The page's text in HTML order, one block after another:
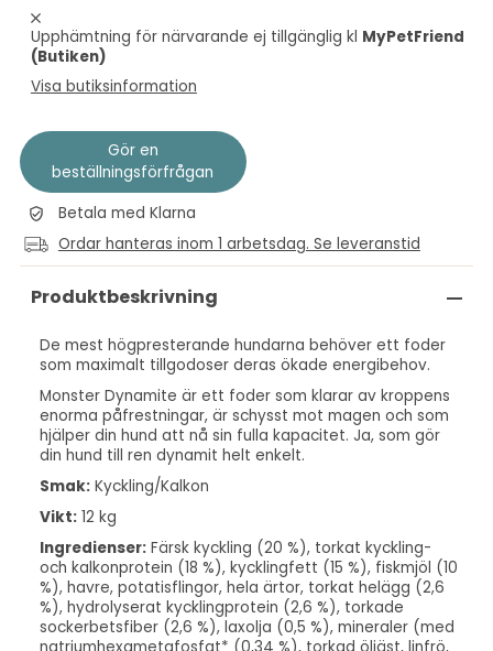
Upphämtning för närvarande ej tillgänglig kl MyPetFriend
(Butiken)
Visa butiksinformation
Gör en
beställningsförfrågan
Betala med Klarna
Ordar hanteras inom 1 arbetsdag. Se leveranstid
Produktbeskrivning
De mest högpresterande hundarna behöver ett foder
som maximalt tillgodoser deras ökade energibehov.
Monster Dynamite är ett foder som klarar av kroppens
enorma påfrestningar, är schysst mot magen och som
hjälper din hund att nå sin fulla kapacitet. Ja, som gör
din hund till ren dynamit helt enkelt.
Smak:Kyckling/Kalkon
Vikt:12 kg
Ingredienser: Färsk kyckling (20 %), torkat kyckling-
och kalkonprotein (18 %), kycklingfett (15 %), fiskmjöl (10
%), havre, potatisflingor, hela ärtor, torkat helägg (2,6
%), hydrolyserat kycklingprotein (2,6 %), torkade
sockerbetsfiber (2,6 %), laxolja (0,5 %), mineraler (med